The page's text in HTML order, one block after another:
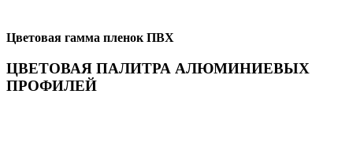
Цветовая гамма пленок ПВХ
ЦВЕТОВАЯ ПАЛИТРА АЛЮМИНИЕВЫХ
ПРОФИЛЕЙ